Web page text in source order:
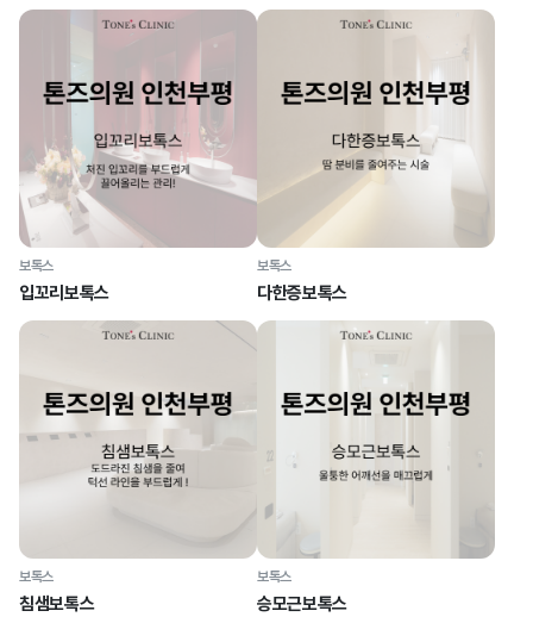
보톡스
입꼬리보톡스
보톡스
다한증보톡스
보톡스
침샘보톡스
보톡스
승모근보톡스